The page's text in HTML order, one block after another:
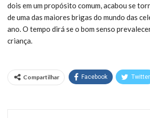
dois em um propósito comum, acabou se
de uma das maiores brigas do mundo das
ano. O tempo dirá se o bom senso
criança.
Compartilhar Facebook Twitter